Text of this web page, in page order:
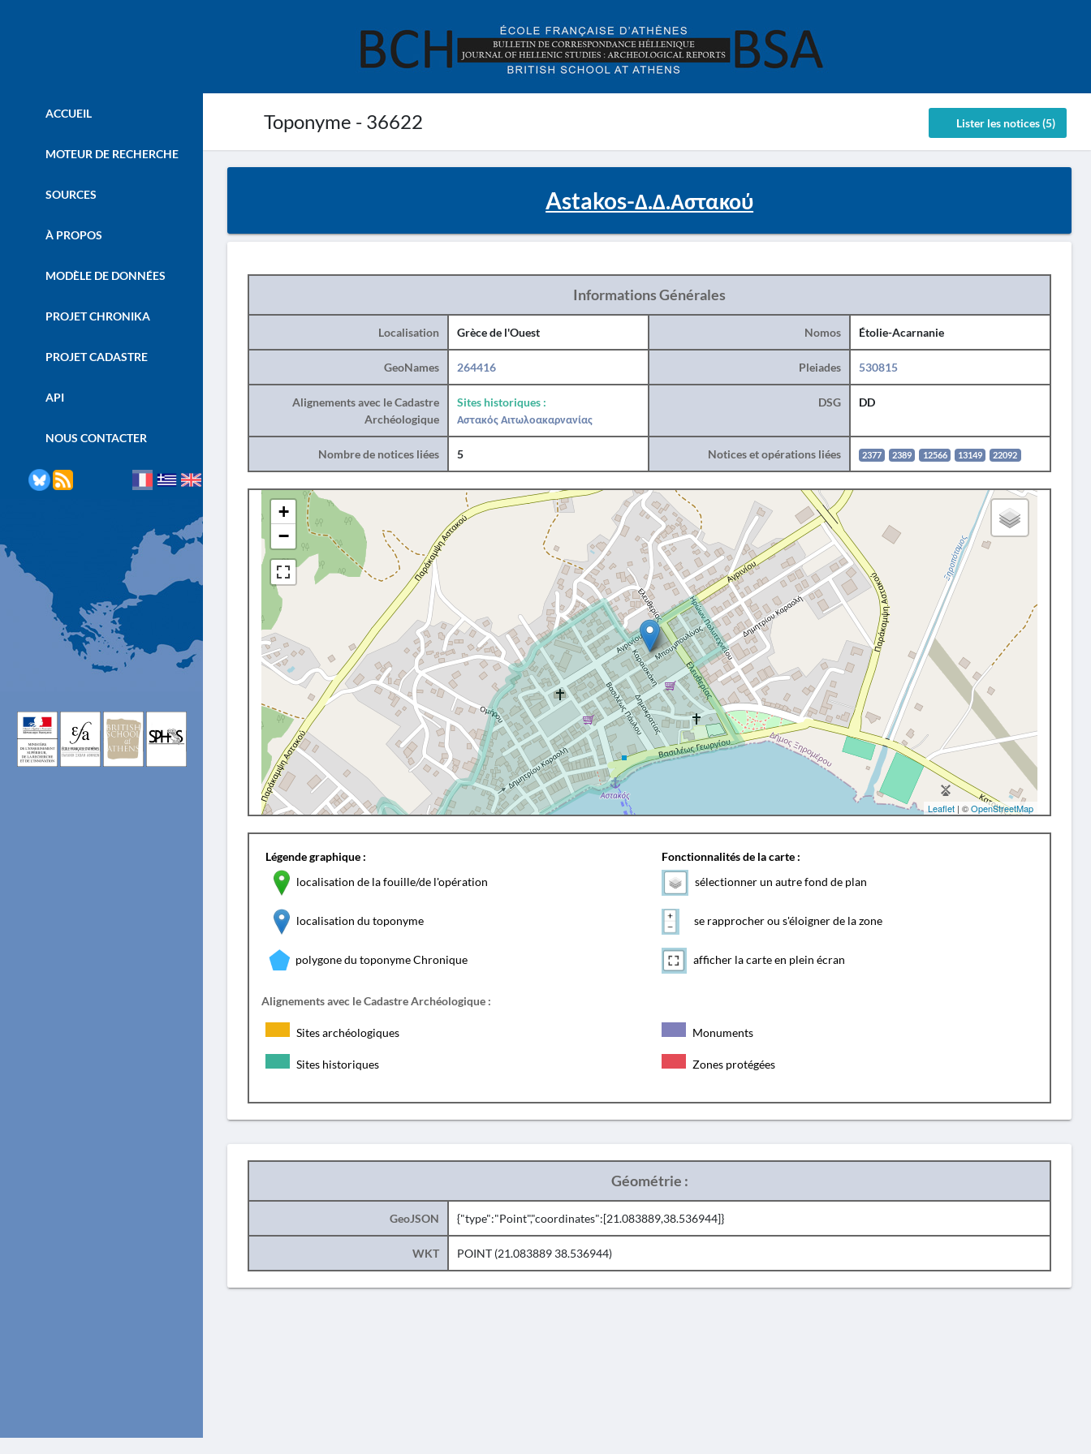
Toponyme - 36622 Lister les notices (5)
ACCUEIL
MOTEUR DE RECHERCHE
SOURCES
À PROPOS
MODÈLE DE DONNÉES
PROJET CHRONIKA
PROJET CADASTRE
API
NOUS CONTACTER
Astakos-Δ.Δ.Αστακού
Informations Générales
Localisation Grèce de l'Ouest Nomos Étolie-Acarnanie
GeoNames 264416 Pleiades 530815
Alignements avec le Cadastre
Archéologique
Sites historiques :
Αστακός Αιτωλοακαρνανίας
DSG DD
Nombre de notices liées 5 Notices et opérations liées 2377 2389 12566 13149 22092
+
−
Leaflet | ©OpenStreetMap
Légende graphique :
localisation de la fouille/de l'opération
localisation du toponyme
polygone du toponyme Chronique
Fonctionnalités de la carte :
sélectionner un autre fond de plan
se rapprocher ou s'éloigner de la zone
afficher la carte en plein écran
Alignements avec le Cadastre Archéologique :
Sites archéologiques Monuments
Sites historiques Zones protégées
Géométrie :
GeoJSON {"type":"Point","coordinates":[21.083889,38.536944]}
WKT POINT (21.083889 38.536944)